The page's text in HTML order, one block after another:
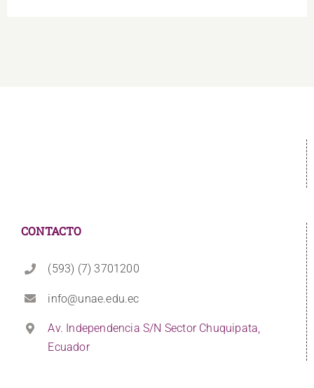
CONTACTO
(593) (7) 3701200
info@unae.edu.ec
Av. Independencia S/N Sector Chuquipata,
Ecuador